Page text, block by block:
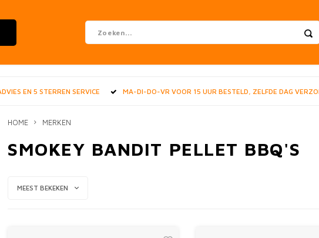
EN 5 STERREN SERVICE MA-DI-DO-VR VOOR 15 UUR BESTELD, ZELFDE DAG
HOME MERKEN
SMOKEY BANDIT PELLET BBQ'S
MEEST BEKEKEN